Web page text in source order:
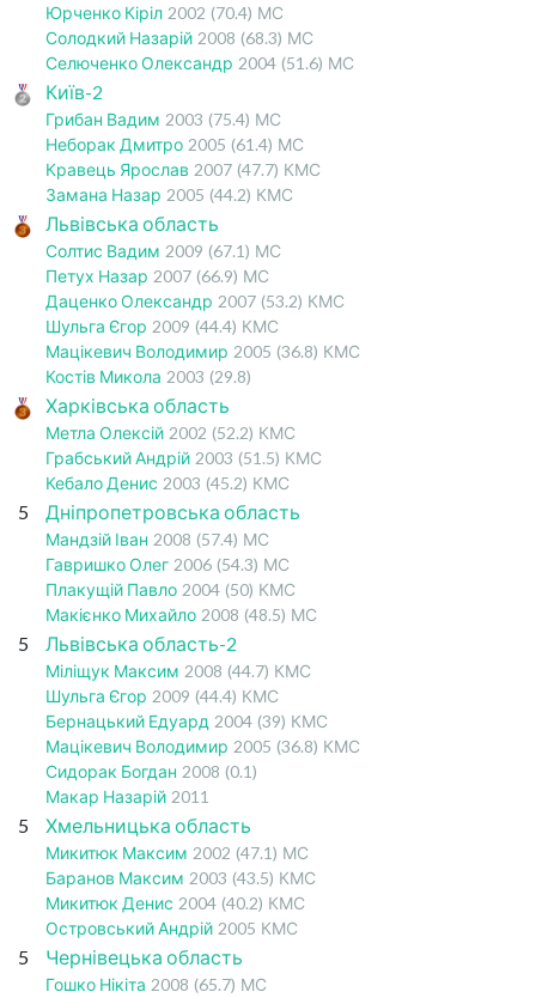
Юрченко Кіріл 2002 (70.4) МС
Солодкий Назарій 2008 (68.3) МС
Селюченко Олександр 2004 (51.6) МС
Київ-2
Грибан Вадим 2003 (75.4) МС
Неборак Дмитро 2005 (61.4) МС
Кравець Ярослав 2007 (47.7) КМС
Замана Назар 2005 (44.2) КМС
Львівська область
Солтис Вадим 2009 (67.1) МС
Петух Назар 2007 (66.9) МС
Даценко Олександр 2007 (53.2) КМС
Шульга Єгор 2009 (44.4) КМС
Мацікевич Володимир 2005 (36.8) КМС
Костів Микола 2003 (29.8)
Харківська область
Метла Олексій 2002 (52.2) КМС
Грабський Андрій 2003 (51.5) КМС
Кебало Денис 2003 (45.2) КМС
5 Дніпропетровська область
Мандзій Іван 2008 (57.4) МС
Гавришко Олег 2006 (54.3) МС
Плакущій Павло 2004 (50) КМС
Макієнко Михайло 2008 (48.5) МС
5 Львівська область-2
Міліщук Максим 2008 (44.7) КМС
Шульга Єгор 2009 (44.4) КМС
Бернацький Едуард 2004 (39) КМС
Мацікевич Володимир 2005 (36.8) КМС
Сидорак Богдан 2008 (0.1)
Макар Назарій 2011
5 Хмельницька область
Микитюк Максим 2002 (47.1) МС
Баранов Максим 2003 (43.5) КМС
Микитюк Денис 2004 (40.2) КМС
Островський Андрій 2005 КМС
5 Чернівецька область
Гошко Нікіта 2008 (65.7) МС